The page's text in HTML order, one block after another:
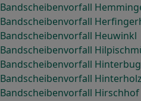
Bandscheibenvorfall
Bandscheibenvorfall
Bandscheibenvorfall Heuwinkl
Bandscheibenvorfall
Bandscheibenvorfall Hinterbug
Bandscheibenvorfall
Bandscheibenvorfall Hirschhof